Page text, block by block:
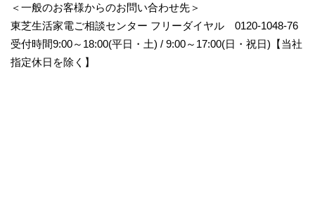
＜一般のお客様からのお問い合わせ先＞
東芝生活家電ご相談センター フリーダイヤル 0120-1048-76
受付時間9:00～18:00(平日・土) / 9:00～17:00(日・祝日)【当社
指定休日を除く】